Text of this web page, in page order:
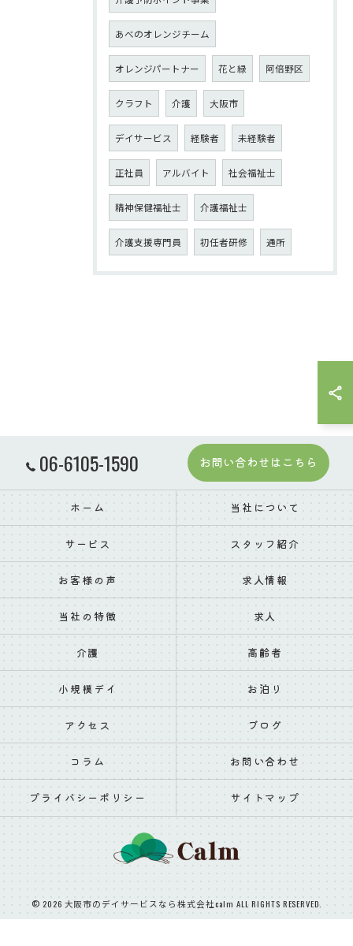
あべのオレンジチーム
オレンジパートナー 花と緑 阿倍野区
クラフト 介護 大阪市
デイサービス 経験者 未経験者
正社員 アルバイト 社会福祉士
精神保健福祉士 介護福祉士
介護支援専門員 初任者研修 通所
06-6105-1590 お問い合わせはこちら
ホーム 当社について
サービス スタッフ紹介
お客様の声 求人情報
当社の特徴 求人
介護 高齢者
小規模デイ お泊り
アクセス ブログ
コラム お問い合わせ
プライバシーポリシー サイトマップ
© 2026 大阪市のデイサービスなら株式会社calm ALL RIGHTS RESERVED.